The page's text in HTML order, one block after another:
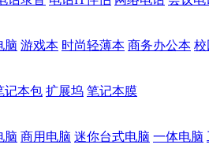
脑 游戏本 时尚轻薄本 商务办公本 校
记本包 扩展坞 笔记本膜
脑 商用电脑 迷你台式电脑 一体电脑